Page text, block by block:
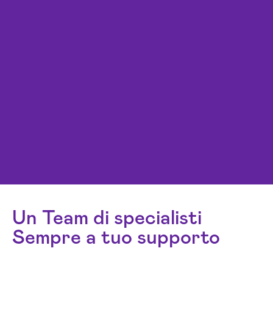
Un Team di specialisti
Sempre a tuo supporto